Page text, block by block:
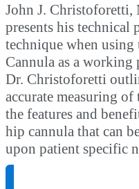
John J.
presents his technical
technique when
Cannula as a
Dr. Christoforetti
accurate measuring of
the features and
hip cannula that can
upon patient specific